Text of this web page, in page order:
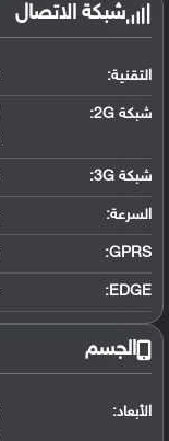
شبكة الاتصال
التقنية:
شبكة 2G:
شبكة 3G :
السرعة:
GPRS:
EDGE:
الجسم
الأبعاد: